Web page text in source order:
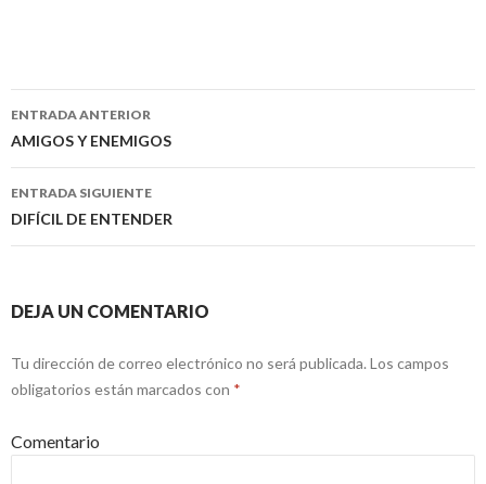
Navegación
de
entradas
ENTRADA ANTERIOR
AMIGOS Y ENEMIGOS
ENTRADA SIGUIENTE
DIFÍCIL DE ENTENDER
DEJA UN COMENTARIO
Tu dirección de correo electrónico no será publicada. Los campos
obligatorios están marcados con *
Comentario